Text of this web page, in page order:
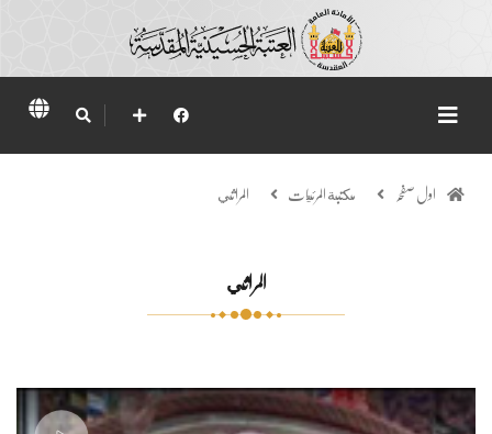
اول صفحہ مكتبة المرئيات المراثي
المراثي